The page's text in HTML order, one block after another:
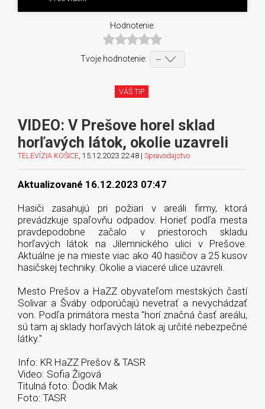
Hodnotenie:
Tvoje hodnotenie:
VÁŠ TIP
VIDEO: V Prešove horel sklad
horľavých látok, okolie uzavreli
TELEVÍZIA KOŠICE, 15.12.2023 22:48 | Spravodajstvo
Aktualizované 16.12.2023 07:47
Hasiči zasahujú pri požiari v areáli firmy, ktorá
prevádzkuje spaľovňu odpadov. Horieť podľa mesta
pravdepodobne začalo v priestoroch skladu
horľavých látok na Jilemnického ulici v Prešove.
Aktuálne je na mieste viac ako 40 hasičov a 25 kusov
hasičskej techniky. Okolie a viaceré ulice uzavreli.
Mesto Prešov a HaZZ obyvateľom mestských častí
Solivar a Šváby odporúčajú nevetrať a nevychádzať
von. Podľa primátora mesta "horí značná časť areálu,
sú tam aj sklady horľavých látok aj určité nebezpečné
látky."
Info: KR HaZZ Prešov & TASR
Video: Sofia Žigová
Titulná foto: Ďodik Mak
Foto: TASR